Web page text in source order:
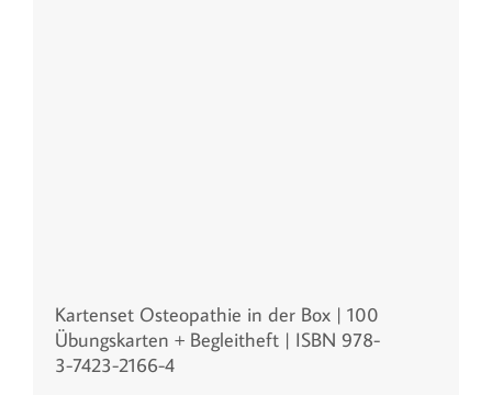
Kartenset Osteopathie in der Box | 100
Übungskarten + Begleitheft | ISBN 978-
3-7423-2166-4